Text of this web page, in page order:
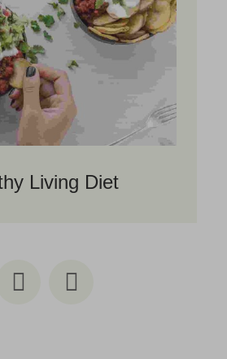
Living Diet